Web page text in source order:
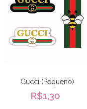
Gucci (Pequeno)
R$1,30